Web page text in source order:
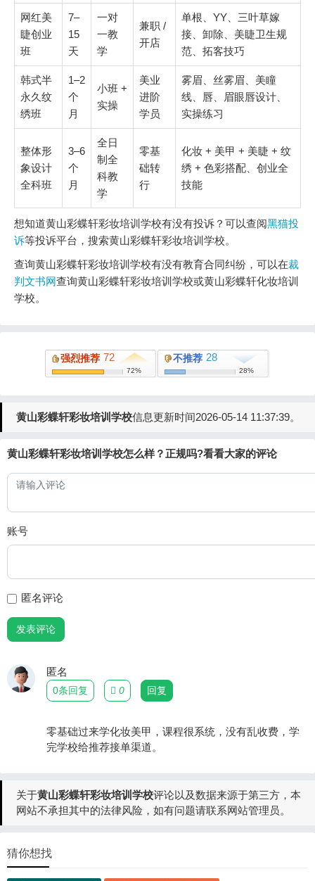
网红美
睫创业
班
7–
15
天
一对
一教
学
兼职 /
开店
单根、YY、三叶草嫁
接、卸除、美睫卫生规
范、拓客技巧
韩式半
永久纹
绣班
1–2
个
月
小班 +
实操
美业
进阶
学员
雾眉、丝雾眉、美瞳
线、唇、眉眼唇设计、
实操练习
整体形
象设计
全科班
3–6
个
月
全日
制全
科教
学
零基
础转
行
化妆 + 美甲 + 美睫 + 纹
绣 + 色彩搭配、创业全
技能
想知道黄山彩蝶轩彩妆培训学校有没有投诉？可以查阅黑猫投
诉等投诉平台，搜索黄山彩蝶轩彩妆培训学校。
查询黄山彩蝶轩彩妆培训学校有没有教育合同纠纷，可以在裁
判文书网查询黄山彩蝶轩彩妆培训学校或黄山彩蝶轩化妆培训
学校。
强烈推荐 72
72%
不推荐 28
28%
黄山彩蝶轩彩妆培训学校信息更新时间2026-05-14 11:37:39。
黄山彩蝶轩彩妆培训学校怎么样？正规吗?看看大家的评论
账号
匿名评论
发表评论
匿名
0条回复 0 回复
零基础过来学化妆美甲，课程很系统，没有乱收费，学
完学校给推荐接单渠道。
关于黄山彩蝶轩彩妆培训学校评论以及数据来源于第三方，本
网站不承担其中的法律风险，如有问题请联系网站管理员。
猜你想找